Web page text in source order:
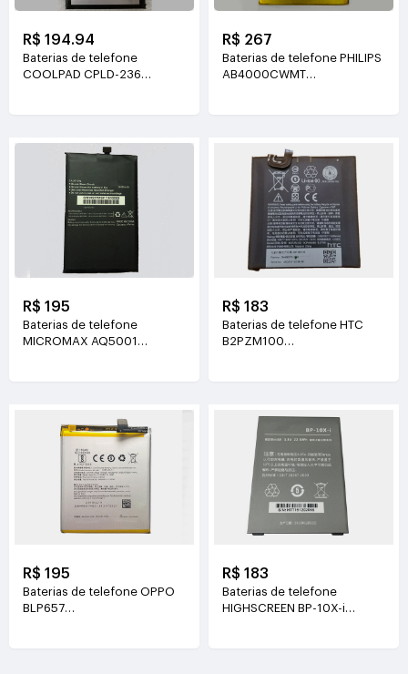
R$ 194.94
Baterias de telefone
COOLPAD CPLD-236
R$ 267
Baterias de telefone PHILIPS
AB4000CWMT
R$ 195
Baterias de telefone
MICROMAX AQ5001
R$ 183
Baterias de telefone HTC
B2PZM100
R$ 195
Baterias de telefone OPPO
BLP657
R$ 183
Baterias de telefone
HIGHSCREEN BP-10X-i